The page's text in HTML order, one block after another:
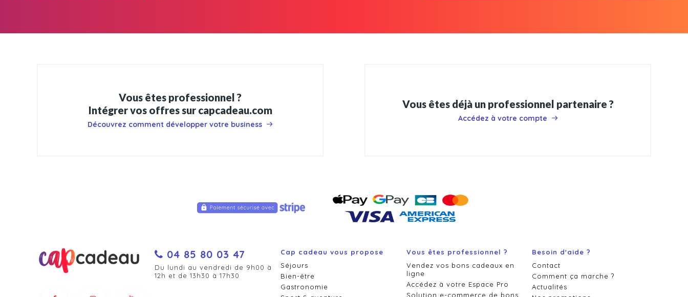
Vous êtes professionnel ?
Intégrer vos offres sur capcadeau.com
Découvrez comment développer votre business
Vous êtes déjà un professionnel partenaire ?
Accédez à votre compte
04 85 80 03 47
Du lundi au vendredi de 9h00 à
12h et de 13h30 à 17h30
Cap cadeau vous propose
Séjours
Bien-être
Gastronomie
Vous êtes professionnel ?
Vendez vos bons cadeaux en
ligne
Accédez à votre Espace Pro
Solution e-commerce de bons
Besoin d'aide ?
Contact
Comment ça marche ?
Actualités